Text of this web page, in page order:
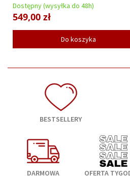
Dostępny (wysyłka do 48h)
549,00 zł
Do koszyka
BESTSELLERY
DARMOWA
OFERTA